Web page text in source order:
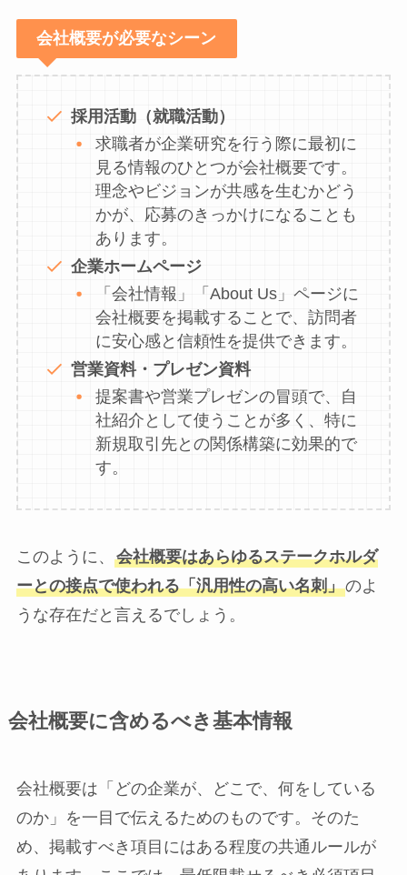
会社概要が必要なシーン
採用活動（就職活動）
求職者が企業研究を行う際に最初に
見る情報のひとつが会社概要です。
理念やビジョンが共感を生むかどう
かが、応募のきっかけになることも
あります。
企業ホームページ
「会社情報」「About Us」ページに
会社概要を掲載することで、訪問者
に安心感と信頼性を提供できます。
営業資料・プレゼン資料
提案書や営業プレゼンの冒頭で、自
社紹介として使うことが多く、特に
新規取引先との関係構築に効果的で
す。
このように、 会社概要はあらゆるステークホルダ
ーとの接点で使われる「汎用性の高い名刺」のよ
うな存在だと言えるでしょう。
会社概要に含めるべき基本情報
会社概要は「どの企業が、どこで、何をしている
のか」を一目で伝えるためのものです。そのた
め、掲載すべき項目にはある程度の共通ルールが